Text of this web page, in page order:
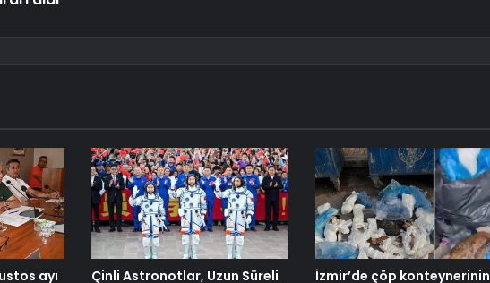
ayı
Çinli Astronotlar, Uzun Süreli
İzmir’de çöp konteynerinin